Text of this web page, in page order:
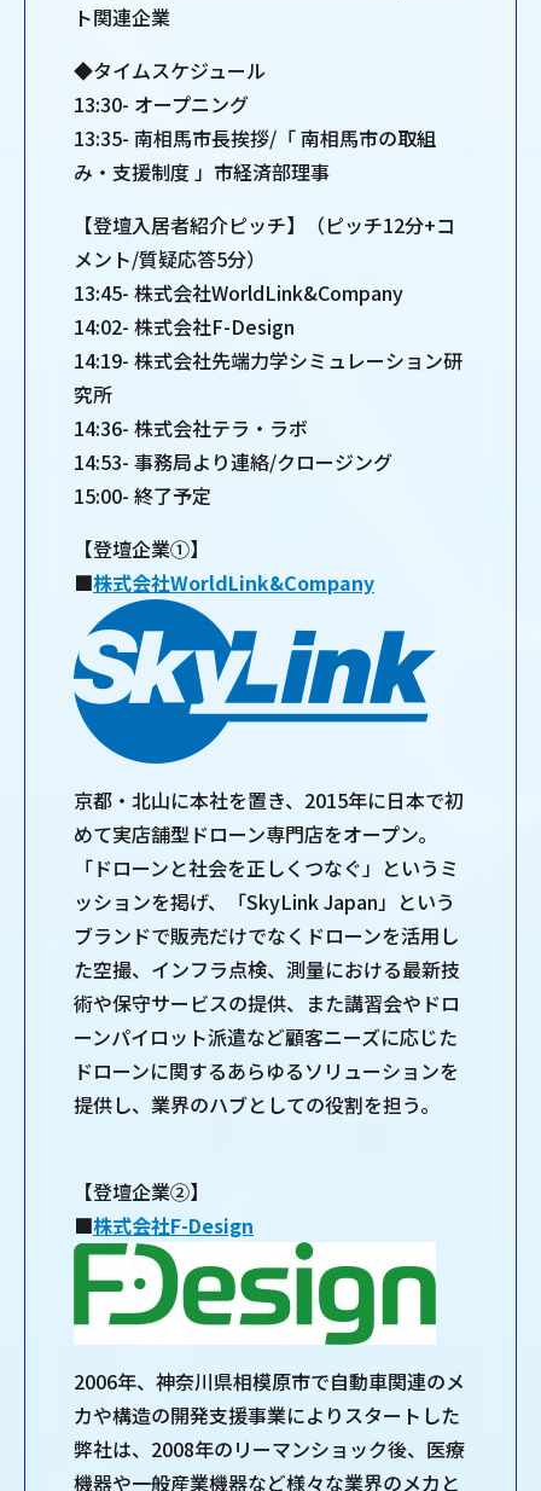
ト関連企業
◆タイムスケジュール
13:30- オープニング
13:35- 南相馬市長挨拶/「 南相馬市の取組
み・支援制度 」市経済部理事
【登壇入居者紹介ピッチ】（ピッチ12分+コ
メント/質疑応答5分）
13:45- 株式会社WorldLink&Company
14:02- 株式会社F-Design
14:19- 株式会社先端力学シミュレーション研
究所
14:36- 株式会社テラ・ラボ
14:53- 事務局より連絡/クロージング
15:00- 終了予定
【登壇企業①】
■株式会社WorldLink&Company
京都・北山に本社を置き、2015年に日本で初
めて実店舗型ドローン専門店をオープン。
「ドローンと社会を正しくつなぐ」というミ
ッションを掲げ、「SkyLink Japan」という
ブランドで販売だけでなくドローンを活用し
た空撮、インフラ点検、測量における最新技
術や保守サービスの提供、また講習会やドロ
ーンパイロット派遣など顧客ニーズに応じた
ドローンに関するあらゆるソリューションを
提供し、業界のハブとしての役割を担う。
【登壇企業②】
■株式会社F-Design
2006年、神奈川県相模原市で自動車関連のメ
カや構造の開発支援事業によりスタートした
弊社は、2008年のリーマンショック後、医療
機器や一般産業機器など様々な業界のメカと